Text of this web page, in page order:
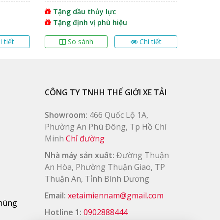
tiết
Tặng dầu thủy lực
Tặng định vị phù hiệu
So sánh Chi tiết
CÔNG TY TNHH THẾ GIỚI XE TẢI
Showroom: 466 Quốc Lộ 1A,
Phường An Phú Đông, Tp Hồ Chí
Minh Chỉ đường
Nhà máy sản xuất: Đường Thuận
An Hòa, Phường Thuận Giao, TP
Thuận An, Tỉnh Bình Dương
Email: xetaimiennam@gmail.com
Hotline 1: 0902888444